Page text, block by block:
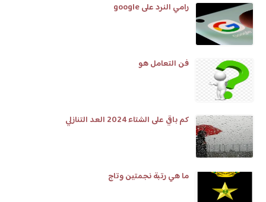
رامي النرد على google
فن التعامل هو
كم باقي على الشتاء 2024 العد التنازلي
ما هي رتبة نجمتين وتاج